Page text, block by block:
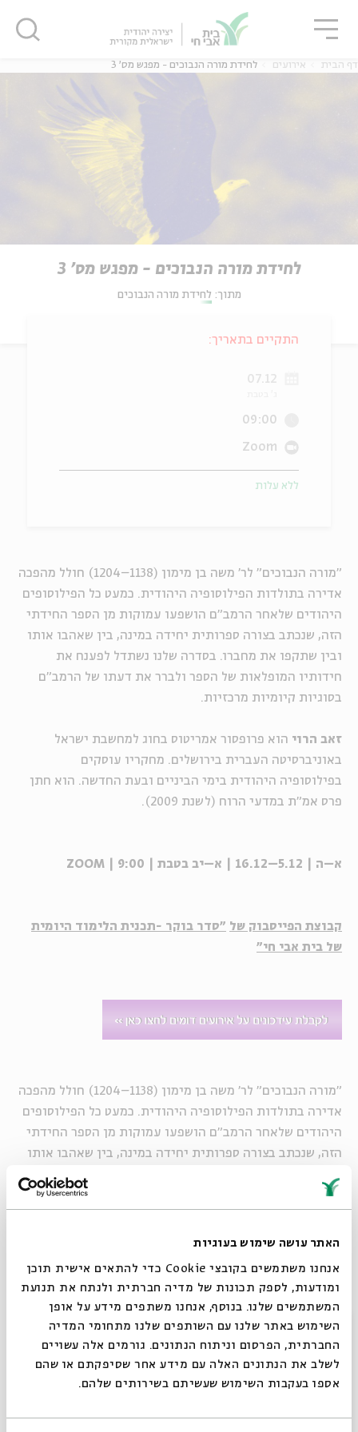
האתר עושה שימוש בעוגיות
אנחנו משתמשים בקובצי Cookie כדי להתאים אישית תוכן
ומודעות, לספק תכונות של מדיה חברתית ולנתח את תנועת
המשתמשים שלנו. בנוסף, אנחנו משתפים מידע על אופן
השימוש באתר שלנו עם השותפים שלנו מתחומי המדיה
החברתית, הפרסום וניתוח הנתונים. גורמים אלה עשויים
לשלב את הנתונים האלה עם מידע אחר שסיפקתם או שהם
אספו בעקבות השימוש שעשיתם בשירותים שלהם.
דף הבית אירועים לחידת מורה הנבוכים - מפגש מס' 3
לחידת מורה הנבוכים - מפגש מס' 3
מתוך: לחידת מורה הנבוכים
"מורה הנבוכים" לר' משה בן מימון (1138–1204) חולל מהפכה
אדירה בתולדות הפילוסופיה היהודית. כמעט כל הפילוסופים
היהודים שלאחר הרמב"ם הושפעו עמוקות מן הספר החידתי
הזה, שנכתב בצורה ספרותית יחידה במינה, בין שאהבו אותו
ובין שתקפו את מחברו. בסדרה שלנו נשתדל לפענח את
חידותיו המופלאות של הספר ולברר את דעתו של הרמב"ם
בסוגיות קיומיות מרכזיות.
זאב הרוי הוא פרופסור אמריטוס בחוג למחשבת ישראל
באוניברסיטה העברית בירושלים. מחקריו עוסקים
בפילוסופיה היהודית בימי הביניים ובעת החדשה. הוא חתן
פרס אמ"ת במדעי הרוח (לשנת 2009).
א–ה | 5.12–16.12 | א–יב בטבת | 9:00 | ZOOM
קבוצת הפייסבוק של "סדר בוקר -תכנית הלימוד היומית
של בית אבי חי"
"מורה הנבוכים" לר' משה בן מימון (1138–1204) חולל מהפכה
אדירה בתולדות הפילוסופיה היהודית. כמעט כל הפילוסופים
היהודים שלאחר הרמב"ם הושפעו עמוקות מן הספר החידתי
הזה, שנכתב בצורה ספרותית יחידה במינה, בין שאהבו אותו
ובין שתקפו את מחברו. בסדרה שלנו נשתדל לפענח את
חידותיו המופלאות של הספר ולברר את דעתו של הרמב"ם
בפילוסופיה היהודית בימי הביניים ובעת החדשה. הוא חתן
פרס אמ"ת במדעי הרוח (לשנת 2009).
א–ה | 5.12–16.12 | א–יב בטבת | 9:00 | ZOOM
התקיים בתאריך:
07.12
09:00
Zoom
ללא עלות
סגור
סגור